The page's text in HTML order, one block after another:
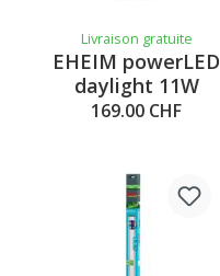
Livraison gratuite
EHEIM powerLED
daylight 11W
169.00 CHF